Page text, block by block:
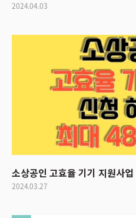
2024.04.03
2024.03.27